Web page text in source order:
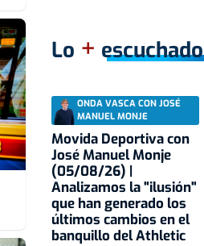
Lo + escuchado
ONDA VASCA CON JOSÉ
MANUEL MONJE
Movida Deportiva con
José Manuel Monje
(05/08/26) |
Analizamos la "ilusión"
que han generado los
últimos cambios en el
banquillo del Athletic